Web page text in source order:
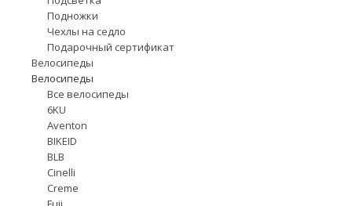
Подножки
Чехлы на седло
Подарочный сертификат
Велосипеды
Велосипеды
Все велосипеды
6KU
Aventon
BIKEID
BLB
Cinelli
Creme